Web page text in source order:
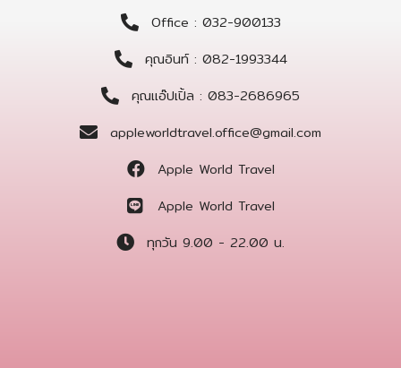
Office : 032-900133
คุณอินท์ : 082-1993344
คุณแอ๊ปเปิ้ล : 083-2686965
appleworldtravel.office@gmail.com
Apple World Travel
Apple World Travel
ทุกวัน 9.00 - 22.00 น.